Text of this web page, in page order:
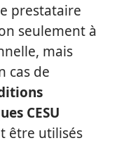
prestataire
seulement à
mais
cas de
CESU
être utilisés